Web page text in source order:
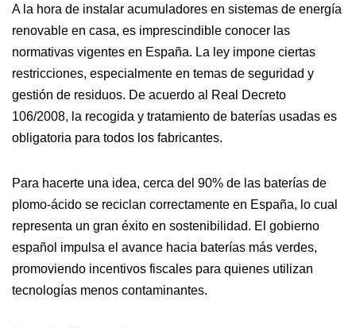
A la hora de instalar acumuladores en sistemas de energía
renovable en casa, es imprescindible conocer las
normativas vigentes en España. La ley impone ciertas
restricciones, especialmente en temas de seguridad y
gestión de residuos. De acuerdo al Real Decreto
106/2008, la recogida y tratamiento de baterías usadas es
obligatoria para todos los fabricantes.
Para hacerte una idea, cerca del 90% de las baterías de
plomo-ácido se reciclan correctamente en España, lo cual
representa un gran éxito en sostenibilidad. El gobierno
español impulsa el avance hacia baterías más verdes,
promoviendo incentivos fiscales para quienes utilizan
tecnologías menos contaminantes.